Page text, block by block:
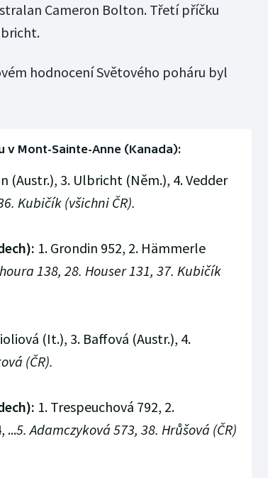
Cameron Bolton. Třetí příčku
hodnocení Světového poháru byl
v Mont-Sainte-Anne (Kanada):
(Austr.), 3. Ulbricht (Něm.), 4. Vedder
Kubičík (všichni ČR).
1. Grondin 952, 2. Hämmerle
138, 28. Houser 131, 37. Kubičík
(It.), 3. Baffová (Austr.), 4.
(ČR).
1. Trespeuchová 792, 2.
...5. Adamczyková 573, 38. Hrůšová (ČR)